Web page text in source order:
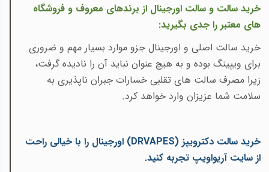
خرید سالت و سالت اورجینال از برندهای معروف و فروشگاه
های معتبر را جدی بگیرید:
خرید سالت اصلی و اورجینال جزو موارد بسیار مهم و ضروری
برای ویپینگ بوده و به هیچ عنوان نباید آن را نادیده گرفت،
زیرا مصرف سالت های تقلبی خسارات جبران ناپذیری به
سلامت شما عزیزان وارد خواهد کرد.
خرید سالت دکترویپز (DRVAPES) اورجینال را با خیالی راحت
از سایت آریواویپ تجربه کنید.